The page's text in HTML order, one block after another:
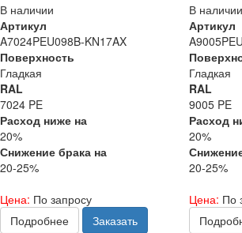
В наличии
Артикул
A7024PEU098B-KN17AX
Поверхность
Гладкая
RAL
7024 PE
Расход ниже на
20%
Снижение брака на
20-25%
Цена: По запросу
Подробнее
Заказать
В наличии
Артикул
Гладкая
RAL
9005 PE
Расход
20%
20-25%
Цена: По